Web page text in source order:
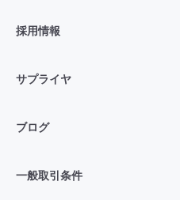
採用情報
サプライヤ
ブログ
一般取引条件